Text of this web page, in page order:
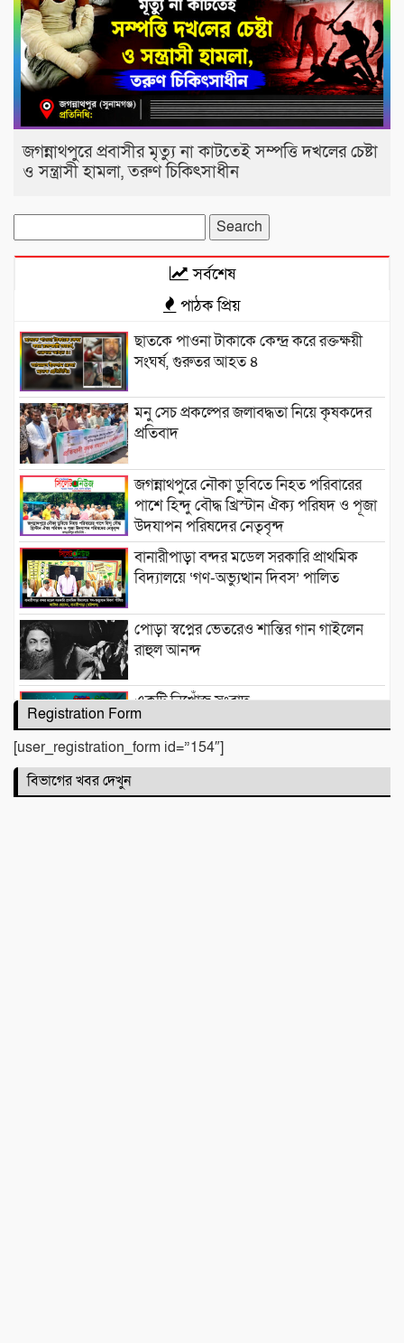
জগন্নাথপুরে প্রবাসীর মৃত্যু না কাটতেই সম্পত্তি দখলের চেষ্টা
ও সন্ত্রাসী হামলা, তরুণ চিকিৎসাধীন
for:
সর্বশেষ
পাঠক প্রিয়
‎​ছাতকে পাওনা টাকাকে কেন্দ্র করে রক্তক্ষয়ী
সংঘর্ষ, গুরুতর আহত ৪
মনু সেচ প্রকল্পের জলাবদ্ধতা নিয়ে কৃষকদের
প্রতিবাদ
জগন্নাথপুরে নৌকা ডুবিতে নিহত পরিবারের
পাশে হিন্দু বৌদ্ধ খ্রিস্টান ঐক্য পরিষদ ও পূজা
উদযাপন পরিষদের নেতৃবৃন্দ
​বানারীপাড়া বন্দর মডেল সরকারি প্রাথমিক
বিদ্যালয়ে ‘গণ-অভ্যুত্থান দিবস’ পালিত
পোড়া স্বপ্নের ভেতরেও শান্তির গান গাইলেন
রাহুল আনন্দ
একটি নিখোঁজ সংবাদ
মাহে রবিউল আউয়াল মাসের গুরুত্ব ও
ফজিলত। হাফিজ মাছুম আহমদ দুধরচকী
Registration Form
[user_registration_form id=”154″]
বিভাগের খবর দেখুন